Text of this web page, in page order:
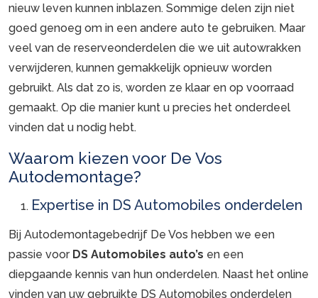
nieuw leven kunnen inblazen. Sommige delen zijn niet
goed genoeg om in een andere auto te gebruiken. Maar
veel van de reserveonderdelen die we uit autowrakken
verwijderen, kunnen gemakkelijk opnieuw worden
gebruikt. Als dat zo is, worden ze klaar en op voorraad
gemaakt. Op die manier kunt u precies het onderdeel
vinden dat u nodig hebt.
Waarom kiezen voor De Vos
Autodemontage?
Expertise in DS Automobiles onderdelen
Bij Autodemontagebedrijf De Vos hebben we een
passie voor DS Automobiles auto’s en een
diepgaande kennis van hun onderdelen. Naast het online
vinden van uw gebruikte DS Automobiles onderdelen